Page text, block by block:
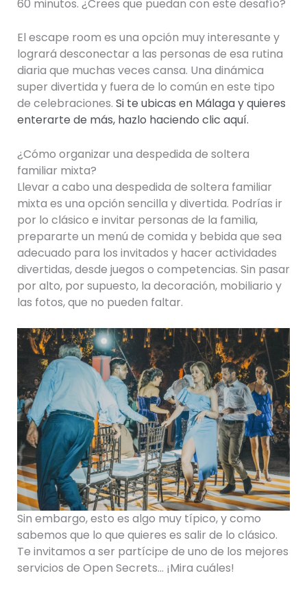
60 minutos. ¿Crees que puedan con este desafío?
El escape room es una opción muy interesante y
logrará desconectar a las personas de esa rutina
diaria que muchas veces cansa. Una dinámica
super divertida y fuera de lo común en este tipo
de celebraciones. Si te ubicas en Málaga y quieres
enterarte de más, hazlo haciendo clic aquí.
¿Cómo organizar una despedida de soltera
familiar mixta?
Llevar a cabo una despedida de soltera familiar
mixta es una opción sencilla y divertida. Podrías ir
por lo clásico e invitar personas de la familia,
prepararte un menú de comida y bebida que sea
adecuado para los invitados y hacer actividades
divertidas, desde juegos o competencias. Sin pasar
por alto, por supuesto, la decoración, mobiliario y
las fotos, que no pueden faltar.
Sin embargo, esto es algo muy típico, y como
sabemos que lo que quieres es salir de lo clásico.
Te invitamos a ser partícipe de uno de los mejores
servicios de Open Secrets… ¡Mira cuáles!